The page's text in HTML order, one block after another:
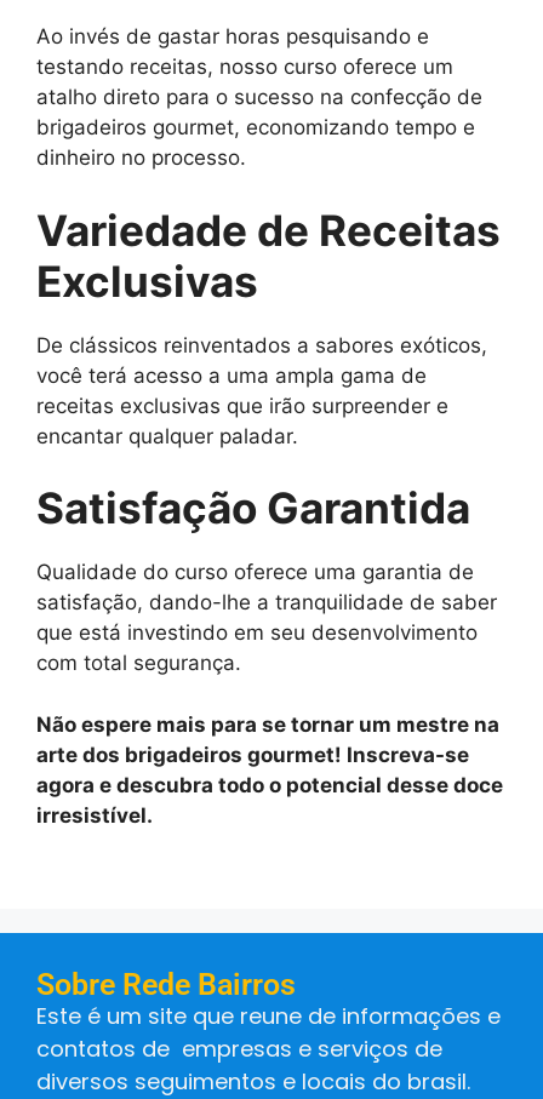
Ao invés de gastar horas pesquisando e
testando receitas, nosso curso oferece um
atalho direto para o sucesso na confecção de
brigadeiros gourmet, economizando tempo e
dinheiro no processo.
Variedade de Receitas
Exclusivas
De clássicos reinventados a sabores exóticos,
você terá acesso a uma ampla gama de
receitas exclusivas que irão surpreender e
encantar qualquer paladar.
Satisfação Garantida
Qualidade do curso oferece uma garantia de
satisfação, dando-lhe a tranquilidade de saber
que está investindo em seu desenvolvimento
com total segurança.
Não espere mais para se tornar um mestre na
arte dos brigadeiros gourmet! Inscreva-se
agora e descubra todo o potencial desse doce
irresistível.
Sobre Rede Bairros
Este é um site que reune de informações e
contatos de empresas e serviços de
diversos seguimentos e locais do brasil.